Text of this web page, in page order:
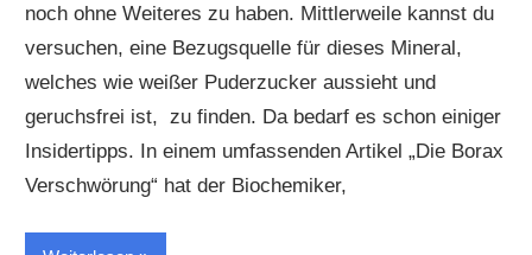
noch ohne Weiteres zu haben. Mittlerweile kannst du
versuchen, eine Bezugsquelle für dieses Mineral,
welches wie weißer Puderzucker aussieht und
geruchsfrei ist, zu finden. Da bedarf es schon einiger
Insidertipps. In einem umfassenden Artikel „Die Borax
Verschwörung“ hat der Biochemiker,